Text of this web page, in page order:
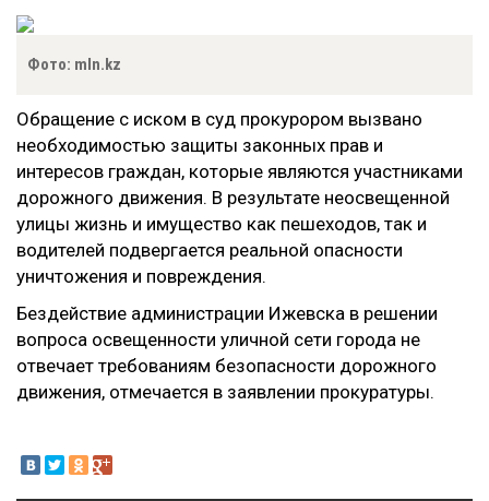
Фото: mln.kz
Обращение с иском в суд прокурором вызвано
необходимостью защиты законных прав и
интересов граждан, которые являются участниками
дорожного движения. В результате неосвещенной
улицы жизнь и имущество как пешеходов, так и
водителей подвергается реальной опасности
уничтожения и повреждения.
Бездействие администрации Ижевска в решении
вопроса освещенности уличной сети города не
отвечает требованиям безопасности дорожного
движения, отмечается в заявлении прокуратуры.